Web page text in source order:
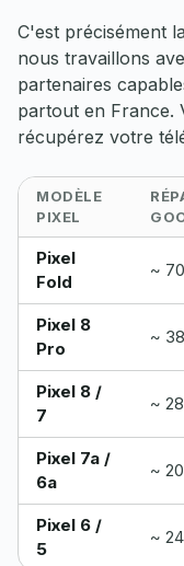
C'est précisément
nous travaillons
partenaires
partout en France.
récupérez votre
MODÈLE
PIXEL
Pixel
Fold
~
Pixel 8
Pro
~
Pixel 8 /
7
~
Pixel 7a /
6a
~
Pixel 6 /
5
~